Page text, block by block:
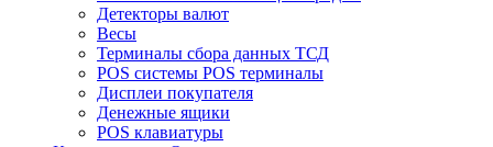
Детекторы валют
Весы
Терминалы сбора данных ТСД
POS системы POS терминалы
Дисплеи покупателя
Денежные ящики
POS клавиатуры